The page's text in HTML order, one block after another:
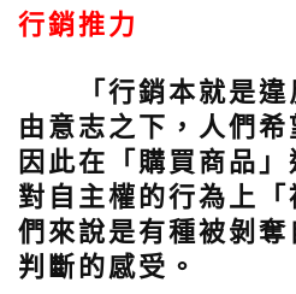
行銷推力
「行銷本就是違
由意志之下，人們希
因此在「購買商品
對自主權的行為上
們來說是有種被剝
判斷的感受。